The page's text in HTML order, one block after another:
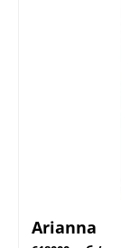
Arianna